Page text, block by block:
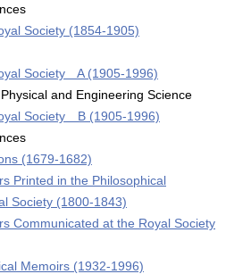
Society (1854-1905)
Society A (1905-1996)
and Engineering Science
Society B (1905-1996)
(1679-1682)
Printed in the Philosophical
Society (1800-1843)
Communicated at the Royal Society
Memoirs (1932-1996)